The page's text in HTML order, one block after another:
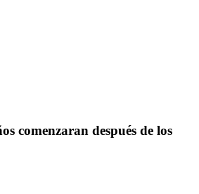
comenzaran después de los